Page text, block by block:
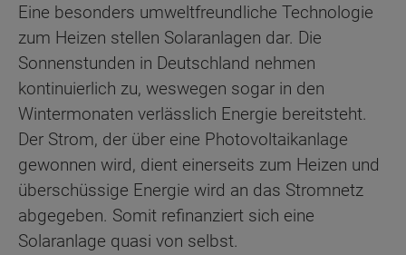
Eine besonders umweltfreundliche Technologie
zum Heizen stellen Solaranlagen dar. Die
Sonnenstunden in Deutschland nehmen
kontinuierlich zu, weswegen sogar in den
Wintermonaten verlässlich Energie bereitsteht.
Der Strom, der über eine Photovoltaikanlage
gewonnen wird, dient einerseits zum Heizen und
überschüssige Energie wird an das Stromnetz
abgegeben. Somit refinanziert sich eine
Solaranlage quasi von selbst.